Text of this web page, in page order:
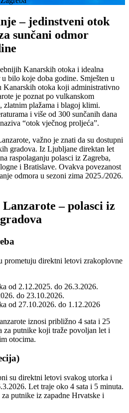
– jedinstveni otok
sunčani odmor
Kanarskih otoka i idealna
bilo koje doba godine. Smješten u
Kanarskih otoka koji administrativno
je poznat po vulkanskom
plažama i blagoj klimi.
i više od 300 sunčanih dana
“otok vječnog proljeća”.
važno je znati da su dostupni
gradova. Iz Ljubljane direktan let
raspolaganju polasci iz Zagreba,
i Bratislave. Ovakva povezanost
odmora u sezoni zima 2025./2026.
– polasci iz
prometuju direktni letovi zrakoplovne
od 2.12.2025. do 26.3.2026.
do 23.10.2026.
od 27.10.2026. do 1.12.2026
iznosi približno 4 sata i 25
za putnike koji traže povoljan let i
otocima.
su direktni letovi svakog utorka i
Let traje oko 4 sata i 5 minuta.
putnike iz zapadne Hrvatske i